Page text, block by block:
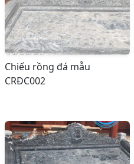
Chiếu rồng đá mẫu
CRĐC002